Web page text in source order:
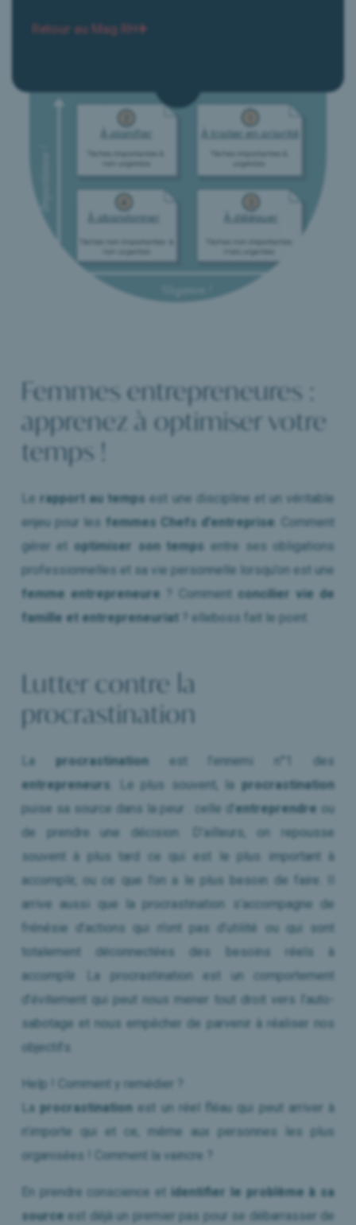
Réserver mon Diagnostic
Retour au Mag RH
Femmes entrepreneures :
apprenez à optimiser votre
temps !
Le rapport au temps est une discipline et un véritable
enjeu pour les femmes Chefs d’entreprise . Comment
gérer et optimiser son temps entre ses obligations
professionnelles et sa vie personnelle lorsqu’on est une
femme entrepreneure ? Comment
concilier vie de
famille et entrepreneuriat ? elleboss fait le point.
Lutter contre la
procrastination
La procrastinationest l’ennemi n°1 des
entrepreneurs . Le plus souvent, laprocrastination
puise sa source dans la peur : celle d’ entreprendre ou
de prendre une décision. D’ailleurs, on repousse
souvent à plus tard ce qui est le plus important à
accomplir, ou ce que l’on a le plus besoin de faire. Il
arrive aussi que la procrastination s’accompagne de
frénésie d’actions qui n’ont pas d’utilité ou qui sont
totalement déconnectées des besoins réels à
accomplir. La procrastination est un comportement
d’évitement qui peut nous mener tout droit vers l’auto-
sabotage et nous empêcher de parvenir à réaliser nos
objectifs.
Help ! Comment y remédier ?
Laprocrastination est un réel fléau qui peut arriver à
n’importe qui et ce, même aux personnes les plus
organisées ! Comment la vaincre ?
En prendre conscience et
identifier le problème à sa
source est déjà un premier pas pour se débarrasser de